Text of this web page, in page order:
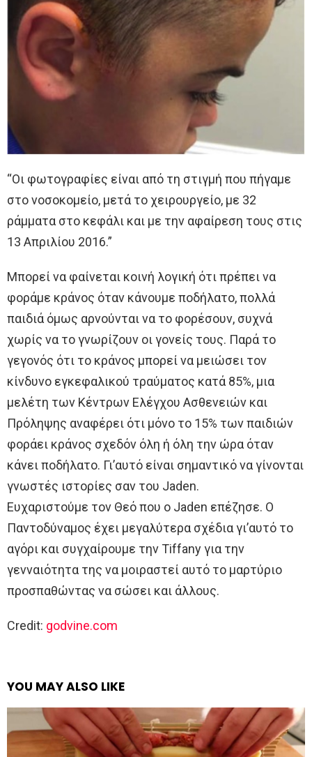
“Οι φωτογραφίες είναι από τη στιγμή που πήγαμε
στο νοσοκομείο, μετά το χειρουργείο, με 32
ράμματα στο κεφάλι και με την αφαίρεση τους στις
13 Απριλίου 2016.”
Μπορεί να φαίνεται κοινή λογική ότι πρέπει να
φοράμε κράνος όταν κάνουμε ποδήλατο, πολλά
παιδιά όμως αρνούνται να το φορέσουν, συχνά
χωρίς να το γνωρίζουν οι γονείς τους. Παρά το
γεγονός ότι το κράνος μπορεί να μειώσει τον
κίνδυνο εγκεφαλικού τραύματος κατά 85%, μια
μελέτη των Κέντρων Ελέγχου Ασθενειών και
Πρόληψης αναφέρει ότι μόνο το 15% των παιδιών
φοράει κράνος σχεδόν όλη ή όλη την ώρα όταν
κάνει ποδήλατο. Γι’αυτό είναι σημαντικό να γίνονται
γνωστές ιστορίες σαν του Jaden.
Ευχαριστούμε τον Θεό που ο Jaden επέζησε. Ο
Παντοδύναμος έχει μεγαλύτερα σχέδια γι’αυτό το
αγόρι και συγχαίρουμε την Tiffany για την
γενναιότητα της να μοιραστεί αυτό το μαρτύριο
προσπαθώντας να σώσει και άλλους.
Credit: godvine.com
YOU MAY ALSO LIKE